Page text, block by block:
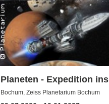
Planeten - Expedition ins
Sonnensystem | Zeiss
Bochum, Zeiss Planetarium Bochum